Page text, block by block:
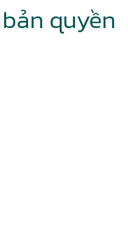
quyền